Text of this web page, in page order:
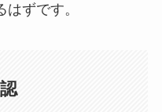
ずです。